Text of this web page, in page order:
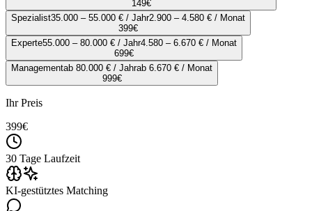
149€
Spezialist35.000 – 55.000 € / Jahr2.900 – 4.580 € / Monat
399€
Experte55.000 – 80.000 € / Jahr4.580 – 6.670 € / Monat
699€
Managementab 80.000 € / Jahrab 6.670 € / Monat
999€
Ihr Preis
399€
30 Tage Laufzeit
KI-gestütztes Matching